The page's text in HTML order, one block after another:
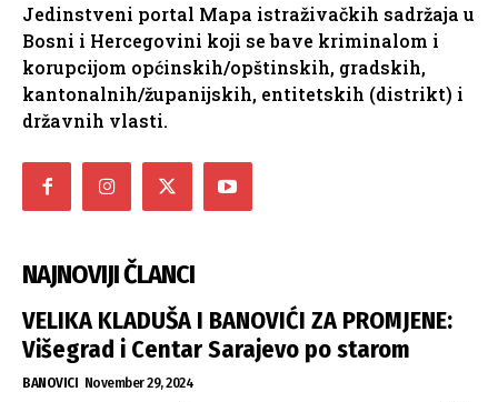
Jedinstveni portal Mapa istraživačkih sadržaja u
Bosni i Hercegovini koji se bave kriminalom i
korupcijom općinskih/opštinskih, gradskih,
kantonalnih/županijskih, entitetskih (distrikt) i
državnih vlasti.
NAJNOVIJI ČLANCI
VELIKA KLADUŠA I BANOVIĆI ZA PROMJENE:
Višegrad i Centar Sarajevo po starom
BANOVICI November 29, 2024